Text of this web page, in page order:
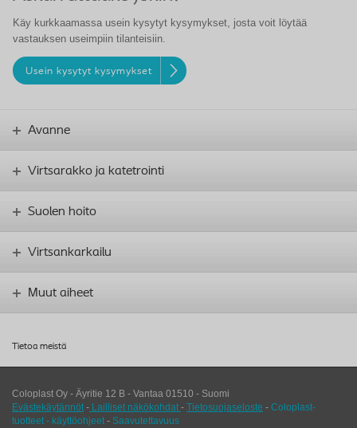
Käy kurkkaamassa usein kysytyt kysymykset, josta voit löytää
vastauksen useimpiin tilanteisiin.
Usein kysytyt kysymykset
Avanne
Virtsarakko ja katetrointi
Suolen hoito
Virtsankarkailu
Muut aiheet
Tietoa meistä
Coloplast Oy - Äyritie 12 B - Vantaa 01510 - Suomi
Evästekäytännöt - Lailliset näkökohdat - Tietosuojaseloste - Coloplast-
tuotteet - käyttöohjeet - Saavutettavuus